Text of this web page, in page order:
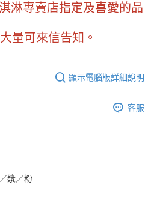
提供之「AFTEE先享後付」服務完成之交
個人資料，並將交易相關給付款項請求債
意申辦者引起之損失，本公司不負相關責
，將依據個別帳號之用戶狀況，依本公司即
有額度不足之情形，本公司將視審查結果
箱10kg，請控制商品重量在9~
上)免運費
淋專賣店指定及喜愛的品
量可來信告知。
顯示電腦版詳細說明
客服
漿／粉